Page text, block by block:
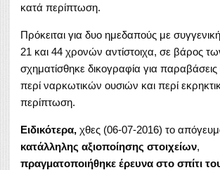
κατά περίπτωση.
Πρόκειται για δυο ημεδαπούς με
21 και 44 χρονών αντίστοιχα, σε βάρος
σχηματίσθηκε δικογραφία για
περί ναρκωτικών ουσιών και περί
περίπτωση.
Ειδικότερα, χθες (06-07-2016) το
κατάλληλης αξιοποίησης στοιχείων,
πραγματοποιήθηκε έρευνα στο σπίτι